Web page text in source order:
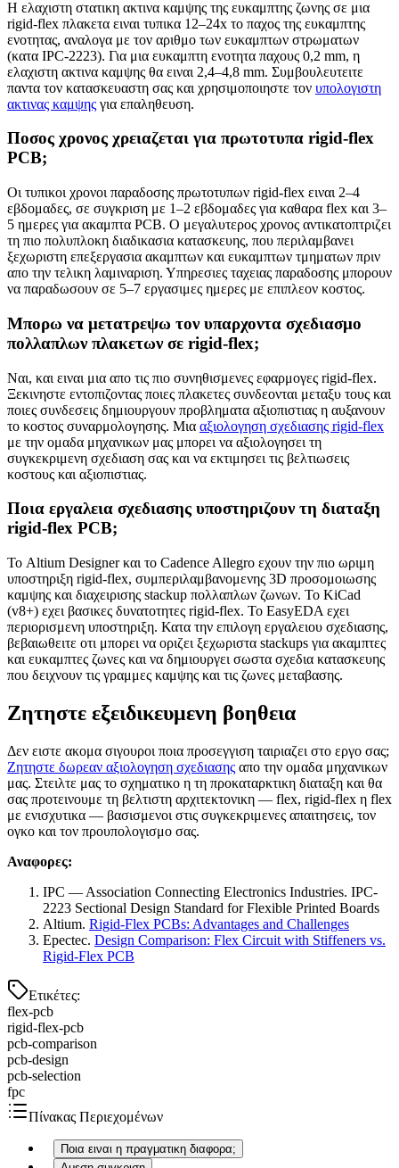
Η ελαχιστη στατικη ακτινα καμψης της ευκαμπτης ζωνης σε μια
rigid-flex πλακετα ειναι τυπικα 12–24x το παχος της ευκαμπτης
ενοτητας, αναλογα με τον αριθμο των ευκαμπτων στρωματων
(κατα IPC-2223). Για μια ευκαμπτη ενοτητα παχους 0,2 mm, η
ελαχιστη ακτινα καμψης θα ειναι 2,4–4,8 mm. Συμβουλευτειτε
παντα τον κατασκευαστη σας και χρησιμοποιηστε τον υπολογιστη
ακτινας καμψης για επαληθευση.
Ποσος χρονος χρειαζεται για πρωτοτυπα rigid-flex
PCB;
Οι τυπικοι χρονοι παραδοσης πρωτοτυπων rigid-flex ειναι 2–4
εβδομαδες, σε συγκριση με 1–2 εβδομαδες για καθαρα flex και 3–
5 ημερες για ακαμπτα PCB. Ο μεγαλυτερος χρονος αντικατοπτριζει
τη πιο πολυπλοκη διαδικασια κατασκευης, που περιλαμβανει
ξεχωριστη επεξεργασια ακαμπτων και ευκαμπτων τμηματων πριν
απο την τελικη λαμιναριση. Υπηρεσιες ταχειας παραδοσης μπορουν
να παραδωσουν σε 5–7 εργασιμες ημερες με επιπλεον κοστος.
Μπορω να μετατρεψω τον υπαρχοντα σχεδιασμο
πολλαπλων πλακετων σε rigid-flex;
Ναι, και ειναι μια απο τις πιο συνηθισμενες εφαρμογες rigid-flex.
Ξεκινηστε εντοπιζοντας ποιες πλακετες συνδεονται μεταξυ τους και
ποιες συνδεσεις δημιουργουν προβληματα αξιοπιστιας η αυξανουν
το κοστος συναρμολογησης. Μια αξιολογηση σχεδιασης rigid-flex
με την ομαδα μηχανικων μας μπορει να αξιολογησει τη
συγκεκριμενη σχεδιαση σας και να εκτιμησει τις βελτιωσεις
κοστους και αξιοπιστιας.
Ποια εργαλεια σχεδιασης υποστηριζουν τη διαταξη
rigid-flex PCB;
Το Altium Designer και το Cadence Allegro εχουν την πιο ωριμη
υποστηριξη rigid-flex, συμπεριλαμβανομενης 3D προσομοιωσης
καμψης και διαχειρισης stackup πολλαπλων ζωνων. Το KiCad
(v8+) εχει βασικες δυνατοτητες rigid-flex. Το EasyEDA εχει
περιορισμενη υποστηριξη. Κατα την επιλογη εργαλειου σχεδιασης,
βεβαιωθειτε οτι μπορει να οριζει ξεχωριστα stackups για ακαμπτες
και ευκαμπτες ζωνες και να δημιουργει σωστα σχεδια κατασκευης
που δειχνουν τις γραμμες καμψης και τις ζωνες μεταβασης.
Ζητηστε εξειδικευμενη βοηθεια
Δεν ειστε ακομα σιγουροι ποια προσεγγιση ταιριαζει στο εργο σας;
Ζητηστε δωρεαν αξιολογηση σχεδιασης απο την ομαδα μηχανικων
μας. Στειλτε μας το σχηματικο η τη προκαταρκτικη διαταξη και θα
σας προτεινουμε τη βελτιστη αρχιτεκτονικη — flex, rigid-flex η flex
με ενισχυτικα — βασισμενοι στις συγκεκριμενες απαιτησεις, τον
ογκο και τον προυπολογισμο σας.
Αναφορες:
IPC — Association Connecting Electronics Industries. IPC-
2223 Sectional Design Standard for Flexible Printed Boards
Altium. Rigid-Flex PCBs: Advantages and Challenges
Epectec. Design Comparison: Flex Circuit with Stiffeners vs.
Rigid-Flex PCB
Ετικέτες:
flex-pcb
rigid-flex-pcb
pcb-comparison
pcb-design
pcb-selection
fpc
Πίνακας Περιεχομένων
Ποια ειναι η πραγματικη διαφορα;